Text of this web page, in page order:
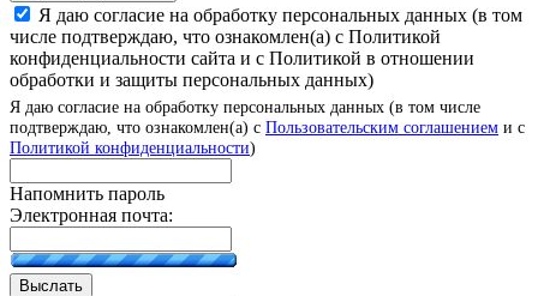
Я даю согласие на обработку персональных данных (в том
числе подтверждаю, что ознакомлен(а) с Политикой
конфиденциальности сайта и с Политикой в отношении
обработки и защиты персональных данных)
Я даю согласие на обработку персональных данных (в том числе
подтверждаю, что ознакомлен(а) с Пользовательским соглашением и с
Политикой конфиденциальности)
Напомнить пароль
Электронная почта:
Выслать